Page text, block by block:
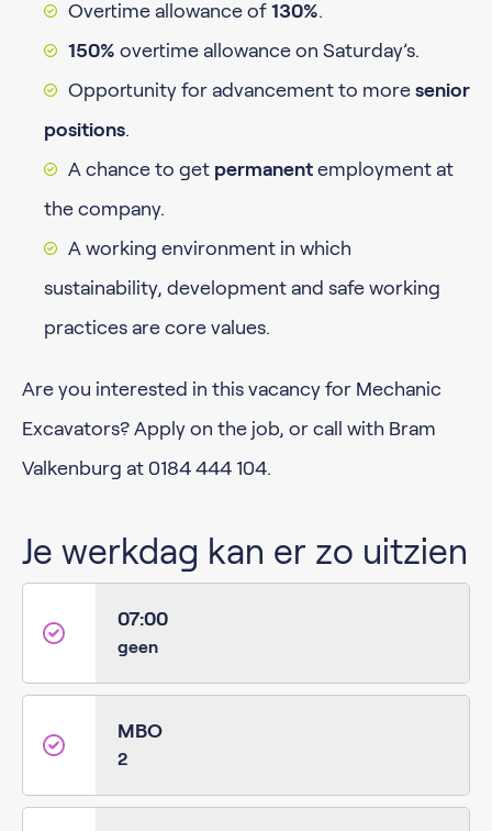
Overtime allowance of 130%.
150% overtime allowance on Saturday’s.
Opportunity for advancement to more senior
positions.
A chance to get permanent employment at
the company.
A working environment in which
sustainability, development and safe working
practices are core values.
Are you interested in this vacancy for Mechanic
Excavators? Apply on the job, or call with Bram
Valkenburg at 0184 444 104.
Je werkdag kan er zo uitzien
07:00
geen
MBO
2